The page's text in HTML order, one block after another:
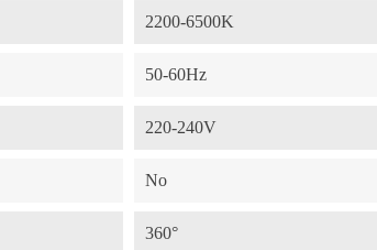
2200-6500K
50-60Hz
220-240V
No
360°